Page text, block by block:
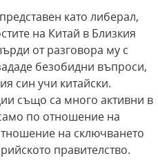
като либерал,
на Китай в Близкия
от разговора му с
безобидни въпроси,
син учи китайски.
също са много активни в
по отношение на
на сключването
правителство.